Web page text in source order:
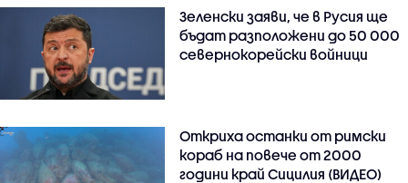
Зеленски заяви, че в Русия ще
бъдат разположени до 50 000
севернокорейски войници
Откриха останки от римски
кораб на повече от 2000
години край Сицилия (ВИДЕО)